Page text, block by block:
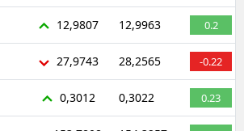
12,9807 12,9963 0.2
27,9743 28,2565 -0.22
0,3012 0,3022 0.23